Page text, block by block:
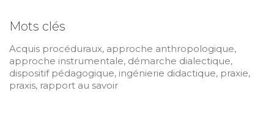
Mots clés
Acquis procéduraux, approche anthropologique,
approche instrumentale, démarche dialectique,
dispositif pédagogique, ingénierie didactique, praxie,
praxis, rapport au savoir